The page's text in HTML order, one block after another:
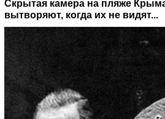
Скрытая камера на пляже
вытворяют, когда их не видят...